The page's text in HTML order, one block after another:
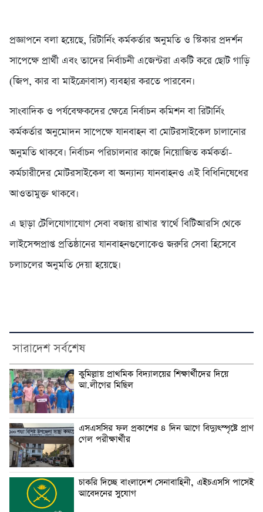
প্রজ্ঞাপনে বলা হয়েছে, রিটার্নিং কর্মকর্তার অনুমতি ও স্টিকার প্রদর্শন
সাপেক্ষে প্রার্থী এবং তাদের নির্বাচনী এজেন্টরা একটি করে ছোট গাড়ি
(জিপ, কার বা মাইক্রোবাস) ব্যবহার করতে পারবেন।
সাংবাদিক ও পর্যবেক্ষকদের ক্ষেত্রে নির্বাচন কমিশন বা রিটার্নিং
কর্মকর্তার অনুমোদন সাপেক্ষে যানবাহন বা মোটরসাইকেল চালানোর
অনুমতি থাকবে। নির্বাচন পরিচালনার কাজে নিয়োজিত কর্মকর্তা-
কর্মচারীদের মোটরসাইকেল বা অন্যান্য যানবাহনও এই বিধিনিষেধের
আওতামুক্ত থাকবে।
এ ছাড়া টেলিযোগাযোগ সেবা বজায় রাখার স্বার্থে বিটিআরসি থেকে
লাইসেন্সপ্রাপ্ত প্রতিষ্ঠানের যানবাহনগুলোকেও জরুরি সেবা হিসেবে
চলাচলের অনুমতি দেয়া হয়েছে।
সারাদেশ সর্বশেষ
কুমিল্লায় প্রাথমিক বিদ্যালয়ের শিক্ষার্থীদের দিয়ে
আ.লীগের মিছিল
এসএসসির ফল প্রকাশের ৪ দিন আগে বিদ্যুৎস্পৃষ্টে প্রাণ
গেল পরীক্ষার্থীর
চাকরি দিচ্ছে বাংলাদেশ সেনাবাহিনী, এইচএসসি পাসেই
আবেদনের সুযোগ